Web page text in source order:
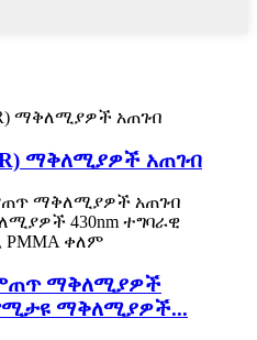
ማቅለሚያዎች አጠገብ
ማቅለሚያዎች
የሚታዩ ማቅለሚያዎች...